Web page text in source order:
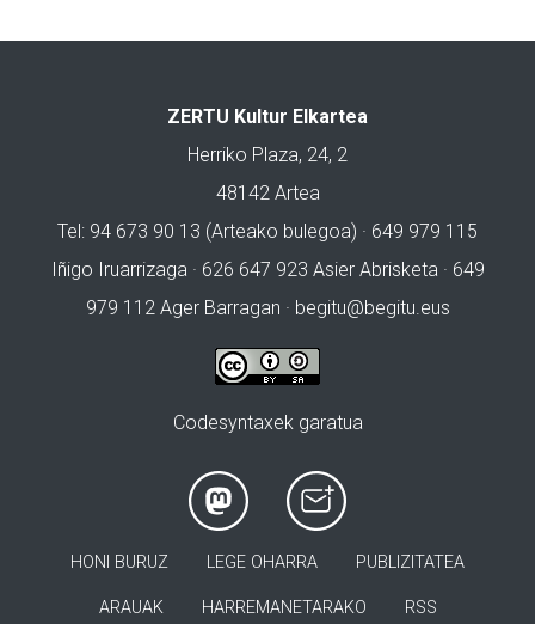
ZERTU Kultur Elkartea
Herriko Plaza, 24, 2
48142 Artea
Tel: 94 673 90 13 (Arteako bulegoa) · 649 979 115
Iñigo Iruarrizaga · 626 647 923 Asier Abrisketa · 649
979 112 Ager Barragan · begitu@begitu.eus
Codesyntaxek garatua
HONI BURUZ LEGE OHARRA PUBLIZITATEA
ARAUAK HARREMANETARAKO RSS